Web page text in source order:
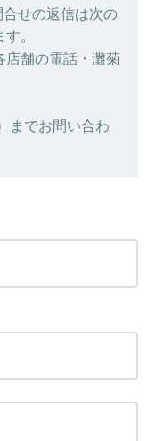
せの返信は次の
。
舗の電話・灘菊
までお問い合わ